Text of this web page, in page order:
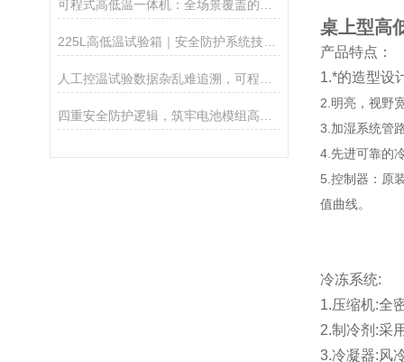
225L高低温试验箱｜安全防护系统技术解析
桌上型高
产品特点：
1.*的造型设
2.明亮，视野
3.加湿系统管
4.先进可靠的
5.控制器：原
值曲线。
冷冻系统:
1.压缩机:全
2.制冷剂:采
3.冷凝器:风